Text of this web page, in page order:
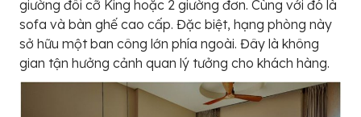
giường đôi cỡ King hoặc 2 giường đơn. Cùng với đó là
sofa và bàn ghế cao cấp. Đặc biệt, hạng phòng này
sở hữu một ban công lớn phía ngoài. Đây là không
gian tận hưởng cảnh quan lý tưởng cho khách hàng.